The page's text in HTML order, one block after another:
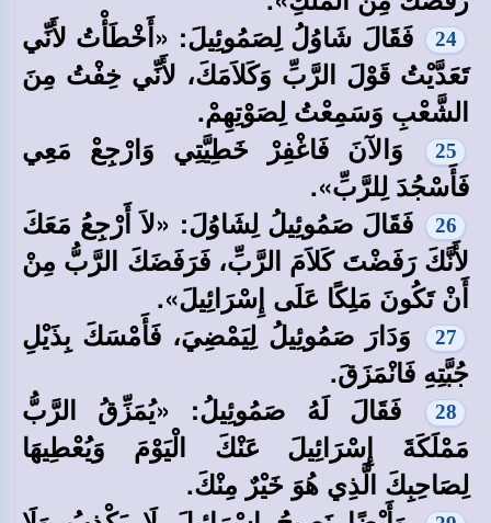
24
فَقَالَ شَاوُلُ لِصَمُوئِيلَ: «أَخْطَأْتُ لأَنِّي
تَعَدَّيْتُ قَوْلَ الرَّبِّ وَكَلاَمَكَ، لأَنِّي خِفْتُ مِنَ
الشَّعْبِ وَسَمِعْتُ لِصَوْتِهِمْ.
25
وَالآنَ فَاغْفِرْ خَطِيَّتِي وَارْجِعْ مَعِي
فَأَسْجُدَ لِلرَّبِّ».
26
فَقَالَ صَمُوئِيلُ لِشَاوُلَ: «لاَ أَرْجِعُ مَعَكَ
لأَنَّكَ رَفَضْتَ كَلاَمَ الرَّبِّ، فَرَفَضَكَ الرَّبُّ مِنْ
أَنْ تَكُونَ مَلِكًا عَلَى إِسْرَائِيلَ».
27
وَدَارَ صَمُوئِيلُ لِيَمْضِيَ، فَأَمْسَكَ بِذَيْلِ
جُبَّتِهِ فَانْمَزَقَ.
28
فَقَالَ لَهُ صَمُوئِيلُ: «يُمَزِّقُ الرَّبُّ
مَمْلَكَةَ إِسْرَائِيلَ عَنْكَ الْيَوْمَ وَيُعْطِيهَا
لِصَاحِبِكَ الَّذِي هُوَ خَيْرٌ مِنْكَ.